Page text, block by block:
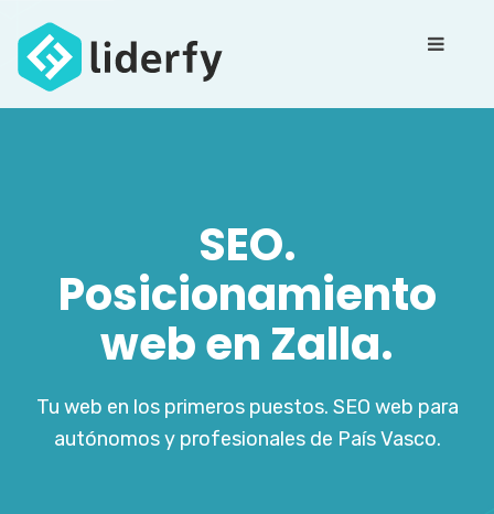
SEO.
Posicionamiento
web en Zalla.
Tu web en los primeros puestos. SEO web para
autónomos y profesionales de País Vasco.